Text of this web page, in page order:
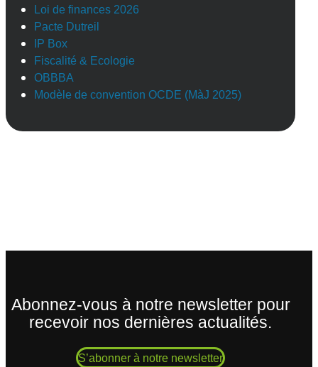
Loi de finances 2026
Pacte Dutreil
IP Box
Fiscalité & Ecologie
OBBBA
Modèle de convention OCDE (MàJ 2025)
Abonnez-vous à notre newsletter pour
recevoir nos dernières actualités.
S’abonner à notre newsletter